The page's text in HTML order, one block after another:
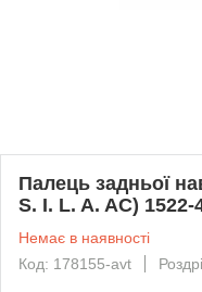
Палець задньої
S. I. L. A. AC) 1522-
Немає в наявності
Код: 178155-avt